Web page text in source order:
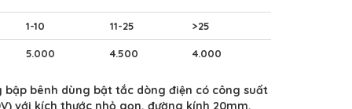
1-10 11-25 >25
5.000 4.500 4.000
bập bênh dùng bật tắc dòng điện có công suất
với kích thước nhỏ gọn, đường kính 20mm,